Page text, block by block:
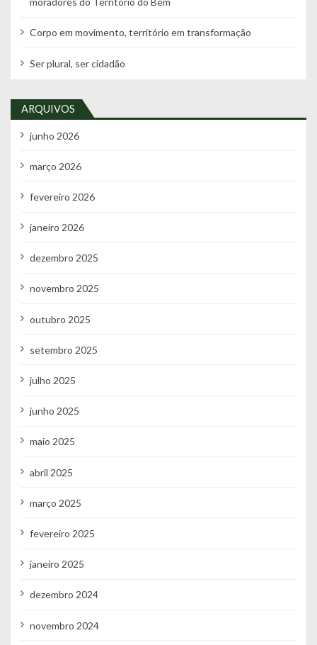
o
s
s
Corpo em movimento, território em transformação
Ser plural, ser cidadão
ARQUIVOS
junho 2026
março 2026
fevereiro 2026
janeiro 2026
dezembro 2025
novembro 2025
outubro 2025
setembro 2025
julho 2025
junho 2025
maio 2025
abril 2025
março 2025
fevereiro 2025
janeiro 2025
dezembro 2024
novembro 2024